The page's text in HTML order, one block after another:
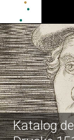
Katalog